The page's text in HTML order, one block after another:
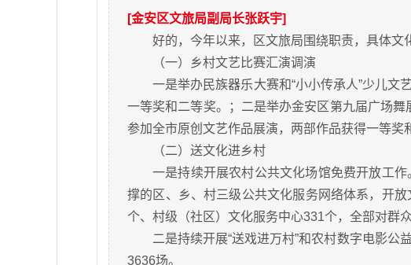
[金安区文旅局副局长张跃宇]
好的，今年以来，区文旅局围绕职责，具体文
（一）乡村文艺比赛汇演调演
一是举办民族器乐大赛和“小小传承人”少儿文
一等奖和二等奖。；二是举办金安区第九届广场
参加全市原创文艺作品展演，两部作品获得一等奖
（二）送文化进乡村
一是持续开展农村公共文化场馆免费开放工
撑的区、乡、村三级公共文化服务网络体系，开
个、村级（社区）文化服务中心331个，全部对群众
二是持续开展“送戏进万村”和农村数字电影公
3636场。